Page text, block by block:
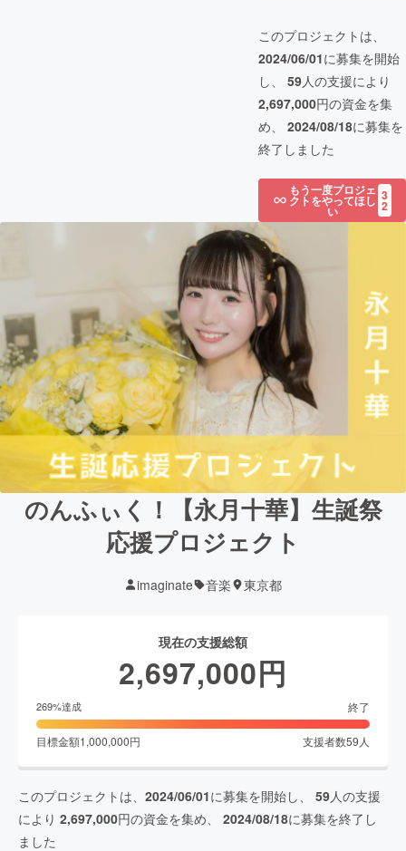
このプロジェクトは、
2024/06/01に募集を開始
し、 59人の支援により
2,697,000円の資金を集
め、 2024/08/18に募集を
終了しました
もう一度プロジェ
クトをやってほし
い
3
2
のんふぃく！【永月十華】生誕祭
応援プロジェクト
imaginate 音楽 東京都
現在の支援総額
2,697,000円
269%達成 終了
目標金額1,000,000円 支援者数59 人
このプロジェクトは、 2024/06/01に募集を開始し、 59人の支援
により 2,697,000円の資金を集め、 2024/08/18に募集を終了し
ました